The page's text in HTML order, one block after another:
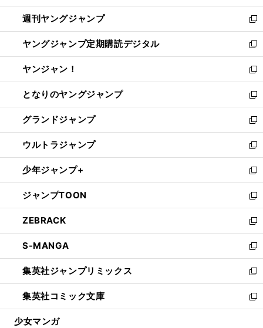
開
く
ウ
で
開
く
ン
ド
ウ
で
開
く
ウ
ィ
ン
ド
ウ
で
開
く
週刊ヤングジャンプ
新
し
い
ウ
ィ
ン
ド
ウ
で
開
く
ヤングジャンプ定期購読デジタル
新
し
い
ウ
ィ
ン
ド
ウ
で
開
く
ヤンジャン！
新
し
い
ウ
ィ
ン
ド
ウ
で
開
く
となりのヤングジャンプ
新
し
い
ウ
ィ
ン
ド
ウ
で
開
く
グランドジャンプ
新
し
い
ウ
ィ
ン
ド
ウ
で
開
く
ウルトラジャンプ
新
し
い
ウ
ィ
ン
ド
ウ
で
開
く
少年ジャンプ+
新
し
い
ウ
ィ
ン
ド
ウ
で
開
く
ジャンプTOON
新
し
い
ウ
ィ
ン
ド
ウ
で
開
ZEBRACK
新
し
い
ウ
ィ
ン
ド
ウ
S-MANGA
新
し
い
ウ
ィ
ン
集英社ジャンプリミックス
新
し
い
ウ
集英社コミック文庫
新
し
少女マンガ